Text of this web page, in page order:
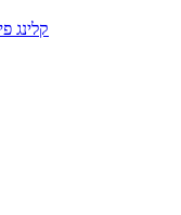
קלינג